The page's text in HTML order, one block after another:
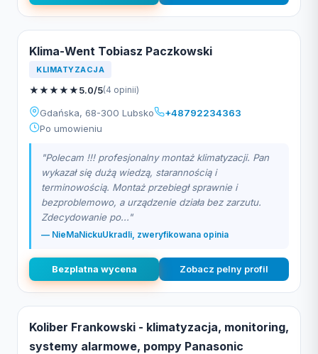
Klima-Went Tobiasz Paczkowski
KLIMATYZACJA
★★★★★5.0/5(4 opinii)
Gdańska, 68-300 Lubsko
+48792234363
Po umowieniu
"Polecam !!! profesjonalny montaż klimatyzacji. Pan
wykazał się dużą wiedzą, starannością i
terminowością. Montaż przebiegł sprawnie i
bezproblemowo, a urządzenie działa bez zarzutu.
Zdecydowanie po..."
— NieMaNickuUkradli, zweryfikowana opinia
Bezplatna wycena Zobacz pelny profil
Koliber Frankowski - klimatyzacja, monitoring,
systemy alarmowe, pompy Panasonic